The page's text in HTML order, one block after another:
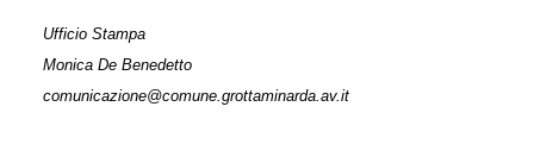
Ufficio Stampa
Monica De Benedetto
comunicazione@comune.grottaminarda.av.it